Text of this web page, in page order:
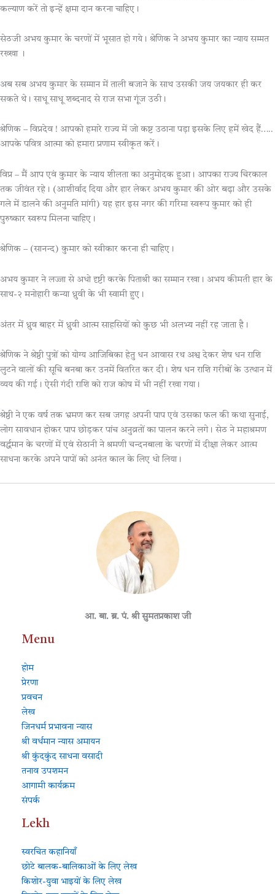
कल्याण करें तो इन्हें क्षमा दान करना चाहिए।
सेठजी अभय कुमार के चरणों में भूसात हो गये। श्रेणिक ने अभय कुमार का न्याय सम्मत
रख्खा ।
अब सब अभय कुमार के सम्मान में ताली बजाने के साथ उसकी जय जयकार ही कर
सकते थे। साधू साधू शब्दनाद से राज सभा गूंज उठी।
श्रेणिक – विप्रदेव ! आपको हमारे राज्य में जो कष्ट उठाना पड़ा इसके लिए हमें खेद हैं…..
आपके पवित्र आत्मा को हमारा प्रणाम स्वीकृत करें।
विप्र – मैं आप एवं कुमार के न्याय शीलता का अनुमोदक हुआ। आपका राज्य चिरकाल
तक जीवंत रहे। (आशीर्वाद दिया और हार लेकर अभय कुमार की ओर बढ़ा और उसके
गले में डालने की अनुमति मांगी) यह हार इस नगर की गरिमा स्वरूप कुमार को ही
पुरुष्कार स्वरूप मिलना चाहिए।
श्रेणिक – (सानन्द) कुमार को स्वीकार करना ही चाहिए।
अभय कुमार ने लज्जा से अधो दृष्टी करके पिताश्री का सम्मान रखा। अभय कीमती हार के
साथ-२ मनोहारी कन्या ध्रुवी के भी स्वामी हुए।
अंतर में ध्रुव बाहर में ध्रुवी आत्म साहसियों को कुछ भी अलभ्य नहीं रह जाता है।
श्रेणिक ने श्रेष्ठी पुत्रों को योग्य आजिबिका हेतु धन आवास रथ अश्व देकर शेष धन राशि
लुटने वालों की सूचि बनबा कर उनमें वितरित कर दी। शेष धन राशि गरीबों के उत्थान में
व्यय की गई। ऐसी गंदी राशि को राज कोष में भी नहीं रखा गया।
श्रेष्ठी ने एक वर्ष तक भ्रमण कर सब जगह अपनी पाप एवं उसका फल की कथा सुनाई,
लोग सावधान होकर पाप छोड़कर पांच अनुव्रतों का पालन करने लगे। सेठ ने महाश्रमण
वर्द्धमान के चरणों में एवं सेठानी ने श्रमणी चन्दनबाला के चरणों में दीक्षा लेकर आत्म
साधना करके अपने पापों को अनंत काल के लिए धो लिया।
आ. बा. ब्र. पं. श्री सुमतप्रकाश जी
Menu
होम
प्रेरणा
प्रवचन
लेख
जिनधर्म प्रभावना न्यास
श्री वर्धमान न्यास अमायन
श्री कुंदकुंद साधना वसादी
तनाव उपशमन
आगामी कार्यक्रम
संपर्क
Lekh
स्वरचित कहानियाँ
छोटे बालक-बालिकाओं के लिए लेख
किशोर-युवा भाइयों के लिए लेख